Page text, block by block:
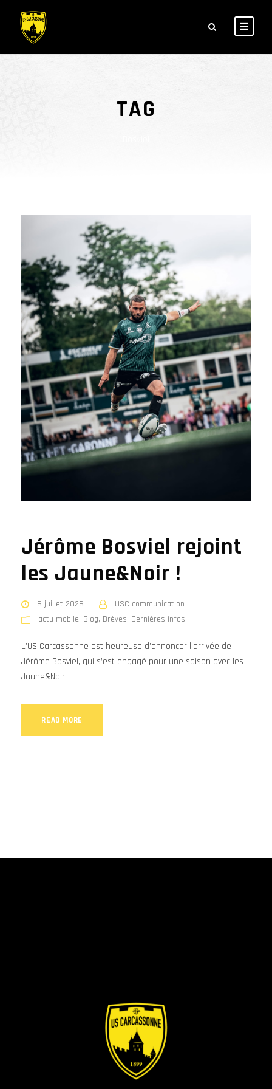
TAG
Jérôme Bosviel rejoint
les Jaune&Noir !
6 juillet 2026
USC communication
actu-mobile, Blog, Brèves, Dernières infos
L’US Carcassonne est heureuse d’annoncer l’arrivée de
Jérôme Bosviel, qui s’est engagé pour une saison avec les
Jaune&Noir.
READ MORE